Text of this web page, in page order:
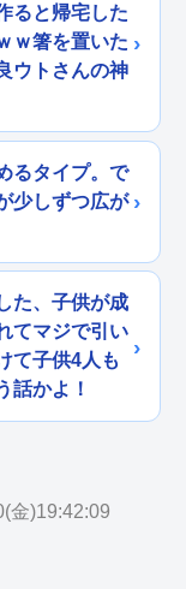
ると帰宅した
ｗ箸を置いた
ウトさんの神
るタイプ。で
少しずつ広が
た、子供が成
てマジで引い
て子供4人も
話かよ！
金)19:42:09